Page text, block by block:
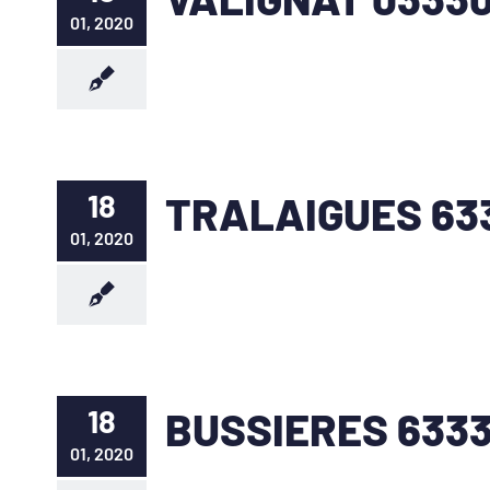
01, 2020
18
01, 2020 TRALAIGUES
18
01, 2020 BUSSIERES